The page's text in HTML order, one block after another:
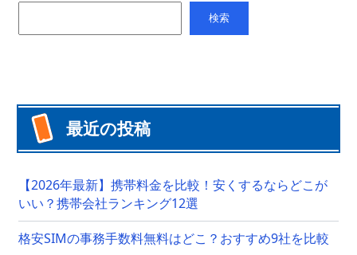
検索
最近の投稿
【2026年最新】携帯料金を比較！安くするならどこが
いい？携帯会社ランキング12選
格安SIMの事務手数料無料はどこ？おすすめ9社を比較